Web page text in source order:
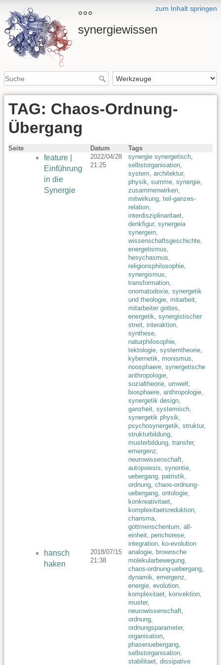
zum Inhalt springen
°°°
synergiewissen
TAG: Chaos-Ordnung-
Übergang
Seite Datum Tags
feature |
Einführung
in die
Synergie
2022/04/28
21:25
synergie synergetisch,
selbstorganisation,
system, architektur,
physik, summe, synergie,
zusammenwirken,
mitwirkung, teil-ganzes-
relation,
interdisziplinaritaet,
denkfigur, synergeia
synergein,
wissenschaftsgeschichte,
energetismus,
hesychasmus,
religionsphilosophie,
synergismus,
transformation,
onomatodoxie, synergetik
und theologie, mitarbeit,
mitarbeiter gottes,
energetik, synergistischer
streit, interaktion,
synthese,
naturphilosophie,
tektologie, systemtheorie,
kybernetik, monismus,
noosphaere, synergetische
anthropologie,
sozialtheorie, umwelt,
biosphaere, anthropologie,
synergetik design,
ganzheit, systemisch,
synergetik physik,
psychosynergetik, struktur,
strukturbildung,
musterbildung, transfer,
emergenz,
neurowissenschaft,
autopoiesis, synontie,
uebergang, patristik,
ordnung, chaos-ordnung-
uebergang, ontologie,
konkreativitaet,
komplexitaetsreduktion,
charisma,
gottmenschentum, all-
einheit, perichorese,
integration, ko-evolution
hansch
haken
2018/07/15
21:38
analogie, brownsche
molekularbewegung,
chaos-ordnung-uebergang,
dynamik, emergenz,
energie, evolution,
komplexitaet, konvektion,
muster,
neurowissenschaft,
ordnung,
ordnungsparameter,
organisation,
phasenuebergang,
selbstorganisation,
stabilitaet, dissipative